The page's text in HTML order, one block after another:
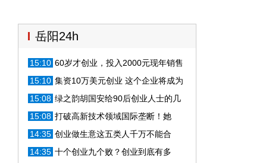
岳阳24h
15:10 60岁才创业，投入2000元现年销售
20亿，占据市场半壁江山
15:10 集资10万美元创业 这个企业将成为
中国芯片巨头？
15:08 绿之韵胡国安给90后创业人士的几
条忠告
15:08 打破高新技术领域国际垄断！她
是“女神”级女创客领军人
14:35 创业做生意这五类人千万不能合
伙，否则你就先失败一半了！
14:35 十个创业九个败？创业到底有多